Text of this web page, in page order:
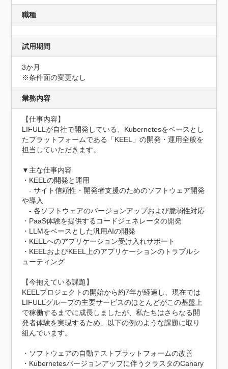
職種
試用期間
3か月
※条件面の変更なし
業務内容
【仕事内容】
LIFULLが自社で開発している、Kubernetesをベースとし
たプラットフォームである「KEEL」の開発・運用全般を
担当していただきます。
▼主な仕事内容
・KEELの開発と運用
- サイト信頼性・開発者支援のためのソフトウェア開発
や導入
- 各ソフトウェアのバージョンアップおよび脆弱性対応
・PaaS体験を提供するコードジェネレータの開発
・LLMをベースとした汎用AIの開発
・KEELへのアプリケーション受け入れサポート
・KEELおよびKEEL上のアプリケーションのトラブルシ
ューティング
【今抱えている課題】
KEELプロジェクトの開始から約7年が経過し、現在では
LIFULLグループの主要サービスのほとんどがこの基盤上
で稼働するまでに成長しましたが、私たちはさらなる開
発者体験を実現するため、以下の例のような課題に取り
組んでいます。
・ソフトウェアの自動テストプラットフォームの改善
・Kubernetesバージョンアップに伴うクラスタのCanary